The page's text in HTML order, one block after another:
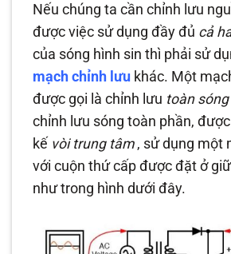
Nếu chúng ta cần chỉnh lưu
được việc sử dụng đầy đủ cả
của sóng hình sin thì phải sử
mạch chỉnh lưu khác. Một
được gọi là chỉnh lưu toàn sóng
chỉnh lưu sóng toàn phần,
kế vòi trung tâm, sử dụng một
với cuộn thứ cấp được đặt ở
như trong hình dưới đây.